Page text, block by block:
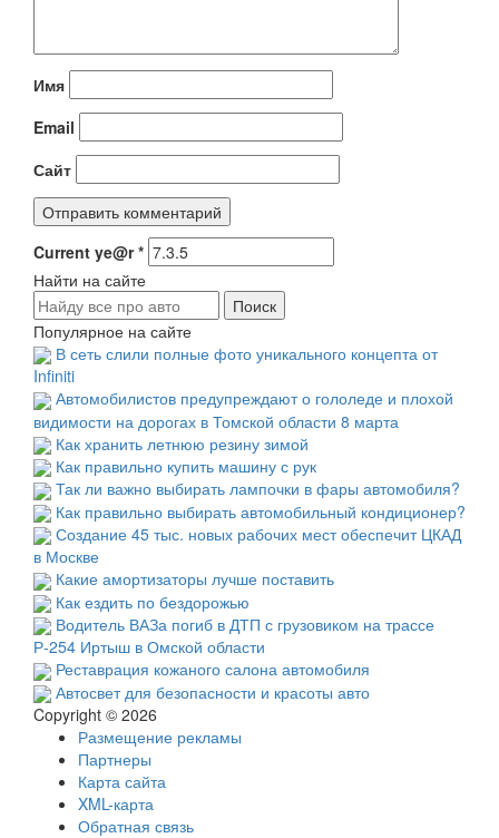
Имя
Email
Сайт
Current ye@r*
Найти на сайте
Популярное на сайте
В сеть слили полные фото уникального концепта от
Infiniti
Автомобилистов предупреждают о гололеде и плохой
видимости на дорогах в Томской области 8 марта
Как хранить летнюю резину зимой
Как правильно купить машину с рук
Так ли важно выбирать лампочки в фары автомобиля?
Как правильно выбирать автомобильный кондиционер?
Создание 45 тыс. новых рабочих мест обеспечит ЦКАД
в Москве
Какие амортизаторы лучше поставить
Как ездить по бездорожью
Водитель ВАЗа погиб в ДТП с грузовиком на трассе
Р-254 Иртыш в Омской области
Реставрация кожаного салона автомобиля
Автосвет для безопасности и красоты авто
Copyright © 2026
Размещение рекламы
Партнеры
Карта сайта
XML-карта
Обратная связь